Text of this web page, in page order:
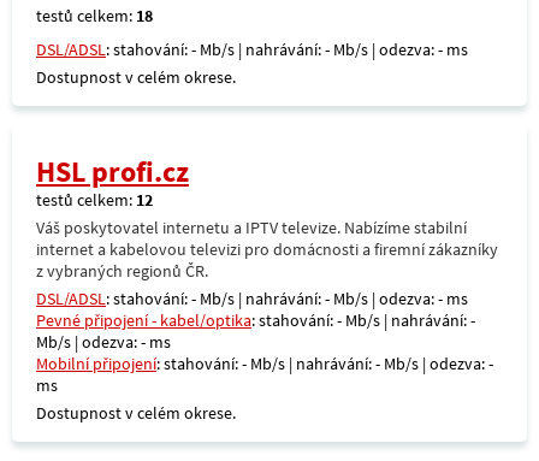
testů celkem: 18
DSL/ADSL: stahování: - Mb/s | nahrávání: - Mb/s | odezva: - ms
Dostupnost v celém okrese.
HSL profi.cz
testů celkem: 12
Váš poskytovatel internetu a IPTV televize. Nabízíme stabilní
internet a kabelovou televizi pro domácnosti a firemní zákazníky
z vybraných regionů ČR.
DSL/ADSL: stahování: - Mb/s | nahrávání: - Mb/s | odezva: - ms
Pevné připojení - kabel/optika: stahování: - Mb/s | nahrávání: -
Mb/s | odezva: - ms
Mobilní připojení: stahování: - Mb/s | nahrávání: - Mb/s | odezva: -
ms
Dostupnost v celém okrese.